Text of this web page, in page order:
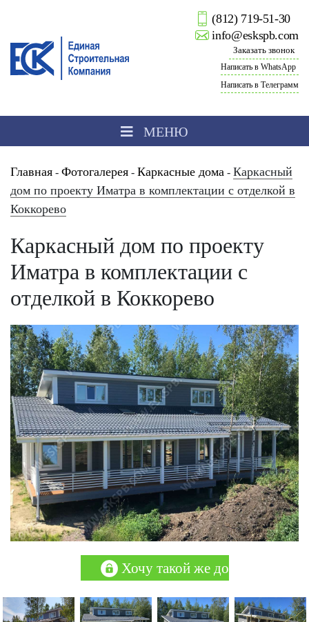
(812) 719-51-30
info@eskspb.com
Заказать звонок
Написать в WhatsApp
Написать в Телеграмм
МЕНЮ
Главная - Фотогалерея - Каркасные дома - Каркасный
дом по проекту Иматра в комплектации с отделкой в
Коккорево
Каркасный дом по проекту
Иматра в комплектации с
отделкой в Коккорево
Хочу такой же дом